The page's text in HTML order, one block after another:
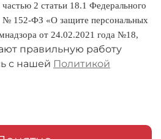
частью 2 статьи 18.1 Федерального
№ 152-ФЗ «О защите персональных
от 24.02.2021 года №18,
правильную работу
с нашей Политикой